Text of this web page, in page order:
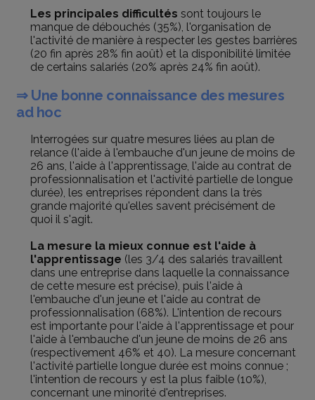
Les principales difficultés sont toujours le
manque de débouchés (35%), l'organisation de
l'activité de manière à respecter les gestes barrières
(20 fin après 28% fin août) et la disponibilité limitée
de certains salariés (20% après 24% fin août).
⇒ Une bonne connaissance des mesures
ad hoc
Interrogées sur quatre mesures liées au plan de
relance (l'aide à l'embauche d'un jeune de moins de
26 ans, l'aide à l'apprentissage, l'aide au contrat de
professionnalisation et l'activité partielle de longue
durée), les entreprises répondent dans la très
grande majorité qu'elles savent précisément de
quoi il s'agit.
La mesure la mieux connue est l'aide à
l'apprentissage (les 3/4 des salariés travaillent
dans une entreprise dans laquelle la connaissance
de cette mesure est précise), puis l'aide à
l'embauche d'un jeune et l'aide au contrat de
professionnalisation (68%). L'intention de recours
est importante pour l'aide à l'apprentissage et pour
l'aide à l'embauche d'un jeune de moins de 26 ans
(respectivement 46% et 40). La mesure concernant
l'activité partielle longue durée est moins connue ;
l'intention de recours y est la plus faible (10%),
concernant une minorité d'entreprises.